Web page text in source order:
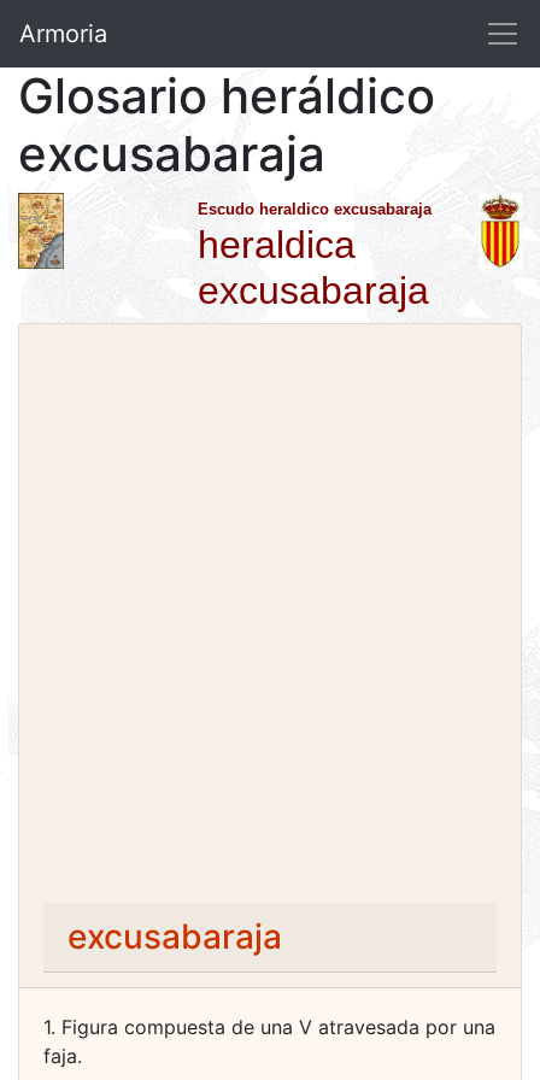
Armoria
Glosario heráldico
excusabaraja
Escudo heraldico excusabaraja
heraldica
excusabaraja
excusabaraja
1. Figura compuesta de una V atravesada por una
faja.